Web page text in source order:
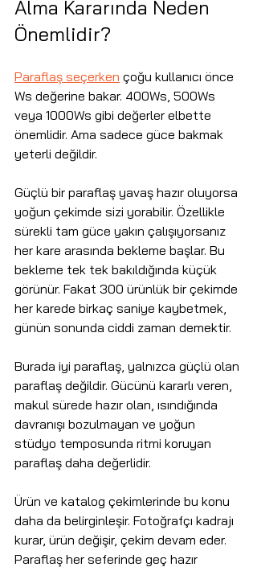
Alma Kararında Neden
Önemlidir?
Paraflaş seçerken çoğu kullanıcı önce
Ws değerine bakar. 400Ws, 500Ws
veya 1000Ws gibi değerler elbette
önemlidir. Ama sadece güce bakmak
yeterli değildir.
Güçlü bir paraflaş yavaş hazır oluyorsa
yoğun çekimde sizi yorabilir. Özellikle
sürekli tam güce yakın çalışıyorsanız
her kare arasında bekleme başlar. Bu
bekleme tek tek bakıldığında küçük
görünür. Fakat 300 ürünlük bir çekimde
her karede birkaç saniye kaybetmek,
günün sonunda ciddi zaman demektir.
Burada iyi paraflaş, yalnızca güçlü olan
paraflaş değildir. Gücünü kararlı veren,
makul sürede hazır olan, ısındığında
davranışı bozulmayan ve yoğun
stüdyo temposunda ritmi koruyan
paraflaş daha değerlidir.
Ürün ve katalog çekimlerinde bu konu
daha da belirginleşir. Fotoğrafçı kadrajı
kurar, ürün değişir, çekim devam eder.
Paraflaş her seferinde geç hazır